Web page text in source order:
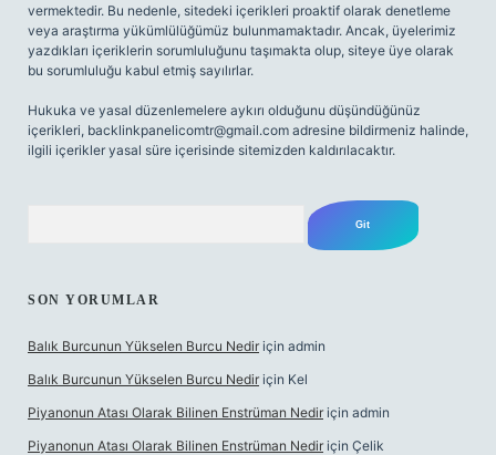
vermektedir. Bu nedenle, sitedeki içerikleri proaktif olarak denetleme
veya araştırma yükümlülüğümüz bulunmamaktadır. Ancak, üyelerimiz
yazdıkları içeriklerin sorumluluğunu taşımakta olup, siteye üye olarak
bu sorumluluğu kabul etmiş sayılırlar.
Hukuka ve yasal düzenlemelere aykırı olduğunu düşündüğünüz
içerikleri, backlinkpanelicomtr@gmail.com adresine bildirmeniz halinde,
ilgili içerikler yasal süre içerisinde sitemizden kaldırılacaktır.
SON YORUMLAR
Balık Burcunun Yükselen Burcu Nedir için admin
Balık Burcunun Yükselen Burcu Nedir için Kel
Piyanonun Atası Olarak Bilinen Enstrüman Nedir için admin
Piyanonun Atası Olarak Bilinen Enstrüman Nedir için Çelik